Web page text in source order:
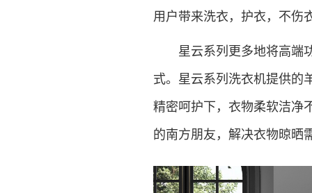
用户带来洗衣，护衣，不伤
星云系列更多地将高端功
式。星云系列洗衣机提供的
精密呵护下，衣物柔软洁净
的南方朋友，解决衣物晾晒